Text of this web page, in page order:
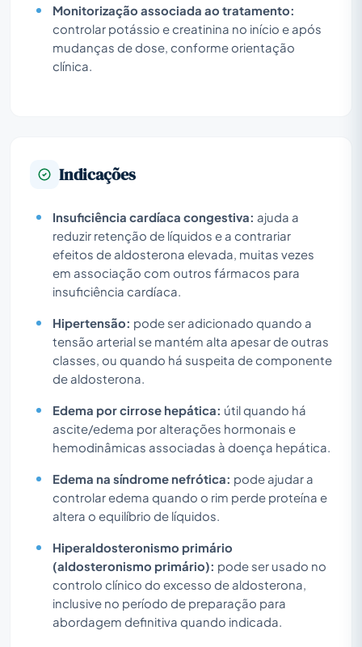
Monitorização associada ao tratamento:
controlar potássio e creatinina no início e após
mudanças de dose, conforme orientação
clínica.
Indicações
Insuficiência cardíaca congestiva: ajuda a
reduzir retenção de líquidos e a contrariar
efeitos de aldosterona elevada, muitas vezes
em associação com outros fármacos para
insuficiência cardíaca.
Hipertensão: pode ser adicionado quando a
tensão arterial se mantém alta apesar de outras
classes, ou quando há suspeita de componente
de aldosterona.
Edema por cirrose hepática: útil quando há
ascite/edema por alterações hormonais e
hemodinâmicas associadas à doença hepática.
Edema na síndrome nefrótica: pode ajudar a
controlar edema quando o rim perde proteína e
altera o equilíbrio de líquidos.
Hiperaldosteronismo primário
(aldosteronismo primário): pode ser usado no
controlo clínico do excesso de aldosterona,
inclusive no período de preparação para
abordagem definitiva quando indicada.